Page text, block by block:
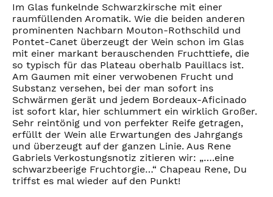
Im Glas funkelnde Schwarzkirsche mit einer
raumfüllenden Aromatik. Wie die beiden anderen
prominenten Nachbarn Mouton-Rothschild und
Pontet-Canet überzeugt der Wein schon im Glas
mit einer markant berauschenden Fruchttiefe, die
so typisch für das Plateau oberhalb Pauillacs ist.
Am Gaumen mit einer verwobenen Frucht und
Substanz versehen, bei der man sofort ins
Schwärmen gerät und jedem Bordeaux-Aficinado
ist sofort klar, hier schlummert ein wirklich Großer.
Sehr reintönig und von perfekter Reife getragen,
erfüllt der Wein alle Erwartungen des Jahrgangs
und überzeugt auf der ganzen Linie. Aus Rene
Gabriels Verkostungsnotiz zitieren wir: „….eine
schwarzbeerige Fruchtorgie…“ Chapeau Rene, Du
triffst es mal wieder auf den Punkt!